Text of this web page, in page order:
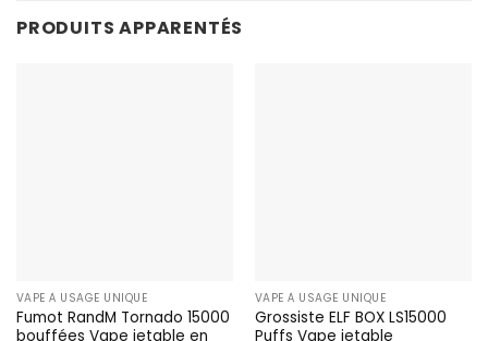
PRODUITS APPARENTÉS
VAPE À USAGE UNIQUE
Fumot RandM Tornado 15000
bouffées Vape jetable en
VAPE À USAGE UNIQUE
Grossiste ELF BOX LS15000
Puffs Vape jetable